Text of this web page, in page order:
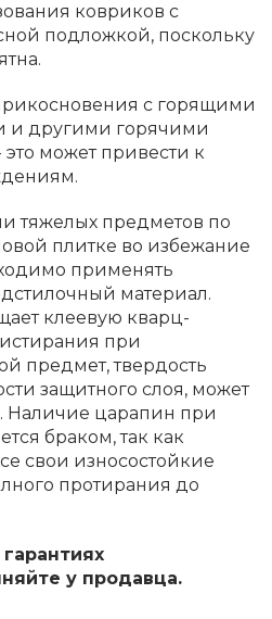
ковриков с
подложкой, поскольку
с горящими
и другими горячими
может привести к
тяжелых предметов по
плитке во избежание
применять
материал.
клеевую кварц-
при
предмет, твердость
защитного слоя, может
Наличие царапин при
браком, так как
свои износостойкие
протирания до
у продавца.